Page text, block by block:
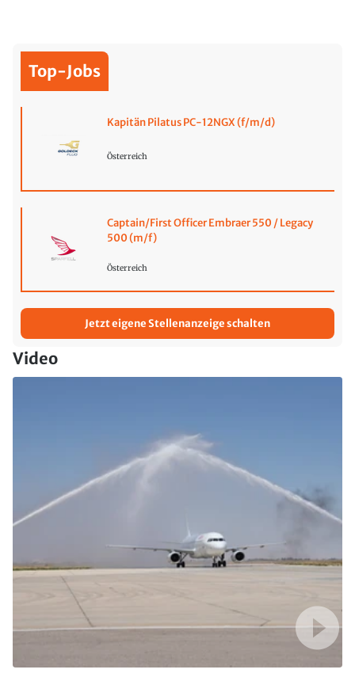
Top-Jobs
Kapitän Pilatus PC-12NGX (f/m/d)
Österreich
Captain/First Officer Embraer 550 / Legacy
500 (m/f)
Österreich
Jetzt eigene Stellenanzeige schalten
Video